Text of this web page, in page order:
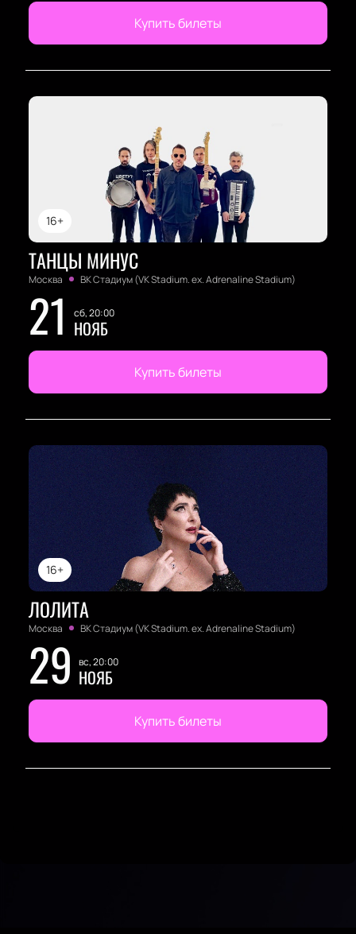
Купить билеты
16+
ТАНЦЫ МИНУС
Москва ВК Стадиум (VK Stadium. ex. Adrenaline Stadium)
21 сб, 20:00
НОЯБ
Купить билеты
16+
ЛОЛИТА
Москва ВК Стадиум (VK Stadium. ex. Adrenaline Stadium)
29 вс, 20:00
НОЯБ
Купить билеты